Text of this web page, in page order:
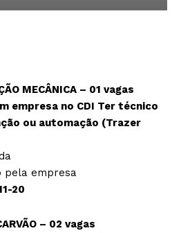
MECÂNICA – 01 vagas
empresa no CDI Ter técnico
ou automação (Trazer
pela empresa
20
– 02 vagas